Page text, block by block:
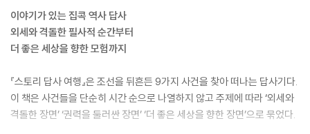
“어떤가?”
김완의 물음에 박곤이 고개를 저었다.
“불타고 가라앉는 건 죄다 판옥선입니다. 어쩌다 이리 된 겁니까?”
“나도 이렇게까지 참패할 거라고는 생각지도 못했네.”
“그나저나 이제 어찌합니까?”
질문을 받은 김완은 몸을 일으켜 칠천도 쪽을 바라봤다. 콩을 볶는 것 같은
이야기가 있는 집콕 역사 답사
외세와 격돌한 필사적 순간부터
더 좋은 세상을 향한 모험까지
『스토리 답사 여행』은 조선을 뒤흔든 9가지 사건을 찾아 떠나는 답사기다.
이 책은 사건들을 단순히 시간 순으로 나열하지 않고 주제에 따라 ‘외세와
격돌한 장면’ ‘권력을 둘러싼 장면’ ‘더 좋은 세상을 향한 장면’으로 묶었다.